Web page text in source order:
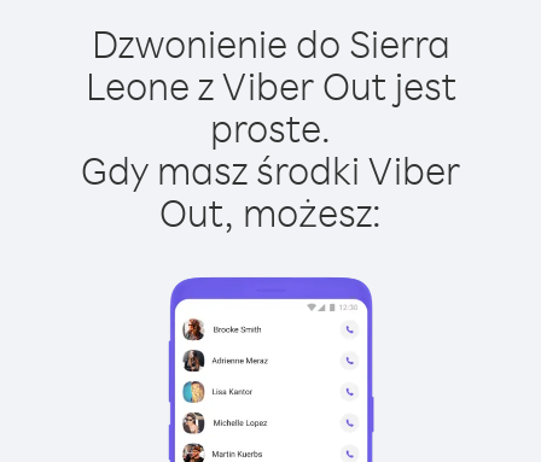
Dzwonienie do Sierra
Leone z Viber Out jest
proste.
Gdy masz środki Viber
Out, możesz: